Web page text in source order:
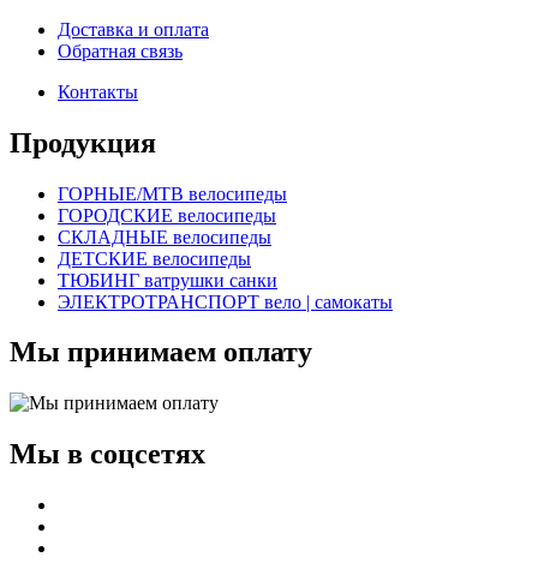
Доставка и оплата
Обратная связь
Контакты
Продукция
ГОРНЫЕ/MTB велосипеды
ГОРОДСКИЕ велосипеды
СКЛАДНЫЕ велосипеды
ДЕТСКИЕ велосипеды
ТЮБИНГ ватрушки санки
ЭЛЕКТРОТРАНСПОРТ вело | самокаты
Мы принимаем оплату
Мы в соцсетях